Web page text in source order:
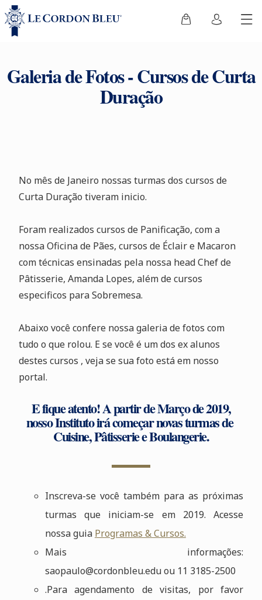
Galeria de Fotos - Cursos de Curta
Duração
No mês de Janeiro nossas turmas dos cursos de
Curta Duração tiveram inicio.
Foram realizados cursos de Panificação, com a
nossa Oficina de Pães, cursos de Éclair e Macaron
com técnicas ensinadas pela nossa head Chef de
Pâtisserie, Amanda Lopes, além de cursos
especificos para Sobremesa.
Abaixo você confere nossa galeria de fotos com
tudo o que rolou. E se você é um dos ex alunos
destes cursos , veja se sua foto está em nosso
portal.
E fique atento! A partir de Março de 2019,
nosso Instituto irá começar novas turmas de
Cuisine, Pâtisserie e Boulangerie.
Inscreva-se você também para as próximas
turmas que iniciam-se em 2019. Acesse
nossa guia Programas & Cursos.
Mais informações:
saopaulo@cordonbleu.edu ou 11 3185-2500
.Para agendamento de visitas, por favor